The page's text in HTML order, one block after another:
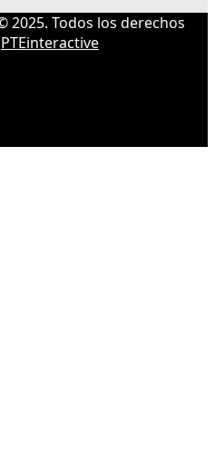
2025. Todos los derechos
PTEinteractive